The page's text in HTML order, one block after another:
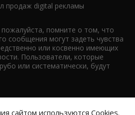
продаж digital рекламы
помните о том, что
сообщения могут задеть чувства
или косвенно имеющих
Пользователи, которые
или систематически, будут
сайтом используются Cookies.